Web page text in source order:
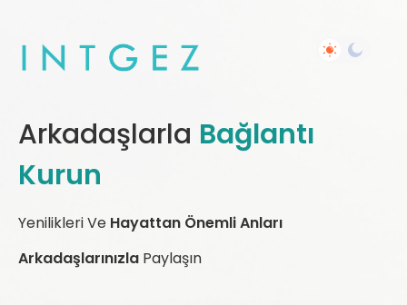
Arkadaşlarla Bağlantı
Kurun
Yenilikleri Ve Hayattan Önemli Anları
Arkadaşlarınızla Paylaşın